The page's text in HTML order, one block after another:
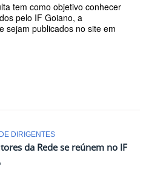
tem como objetivo conhecer
pelo IF Goiano, a
sejam publicados no site em
DIRIGENTES
da Rede se reúnem no IF